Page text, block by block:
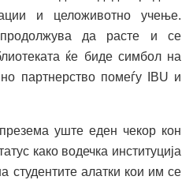
и целоживотно учење.
продолжува да расте и се
ќе биде симбол на
партнерство помеѓу IBU и
уште еден чекор кон
како водечка институција
студентите алатки кои им се